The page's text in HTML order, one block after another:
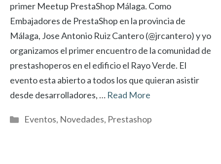
primer Meetup PrestaShop Málaga. Como
Embajadores de PrestaShop en la provincia de
Málaga, Jose Antonio Ruiz Cantero (@jrcantero) y yo
organizamos el primer encuentro de la comunidad de
prestashoperos en el edificio el Rayo Verde. El
evento esta abierto a todos los que quieran asistir
desde desarrolladores, … Read More
Categorías
Eventos, Novedades, Prestashop